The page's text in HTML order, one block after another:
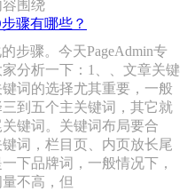
围绕
骤有哪些？
步骤。今天PageAdmin专
分析一下：1、、文章关键
词的选择尤其重要，一般
到五个主关键词，其它就
键词。关键词布局要合
词，栏目页、内页放长尾
下品牌词，一般情况下，
不高，但